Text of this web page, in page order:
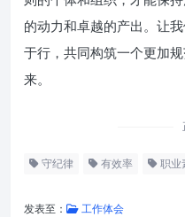
的动力和卓越的产出。让
于行，共同构筑一个更加
来。
守纪律 有效率 职业
发表至： 工作体会